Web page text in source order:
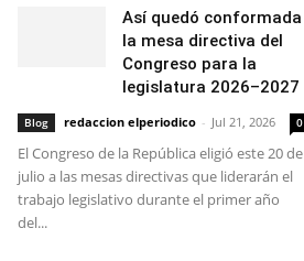
Así quedó conformada
la mesa directiva del
Congreso para la
legislatura 2026–2027
Blog redaccion elperiodico - Jul 21, 2026 0
El Congreso de la República eligió este 20 de
julio a las mesas directivas que liderarán el
trabajo legislativo durante el primer año
del...